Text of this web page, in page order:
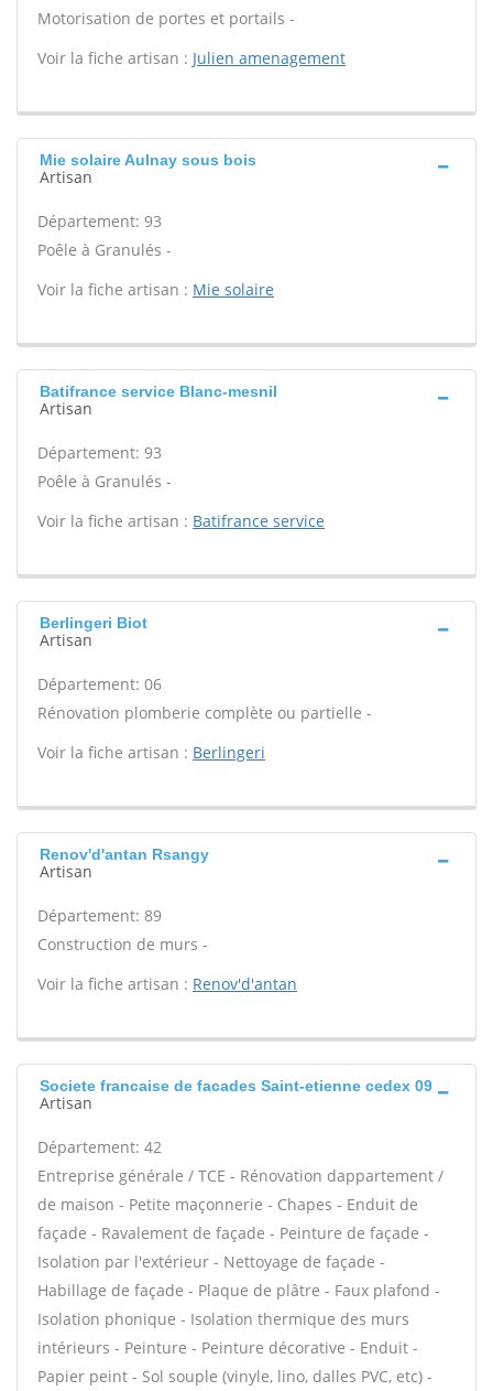
Motorisation de portes et portails -
Voir la fiche artisan : Julien amenagement
Mie solaire Aulnay sous bois
Artisan
Département: 93
Poêle à Granulés -
Voir la fiche artisan : Mie solaire
Batifrance service Blanc-mesnil
Artisan
Département: 93
Poêle à Granulés -
Voir la fiche artisan : Batifrance service
Berlingeri Biot
Artisan
Département: 06
Rénovation plomberie complète ou partielle -
Voir la fiche artisan : Berlingeri
Renov'd'antan Rsangy
Artisan
Département: 89
Construction de murs -
Voir la fiche artisan : Renov'd'antan
Societe francaise de facades Saint-etienne cedex 09
Artisan
Département: 42
Entreprise générale / TCE - Rénovation dappartement /
de maison - Petite maçonnerie - Chapes - Enduit de
façade - Ravalement de façade - Peinture de façade -
Isolation par l'extérieur - Nettoyage de façade -
Habillage de façade - Plaque de plâtre - Faux plafond -
Isolation phonique - Isolation thermique des murs
intérieurs - Peinture - Peinture décorative - Enduit -
Papier peint - Sol souple (vinyle, lino, dalles PVC, etc) -